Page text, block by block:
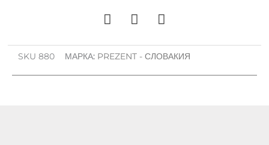
SKU 880 МАРКА: PREZENT - СЛОВАКИЯ